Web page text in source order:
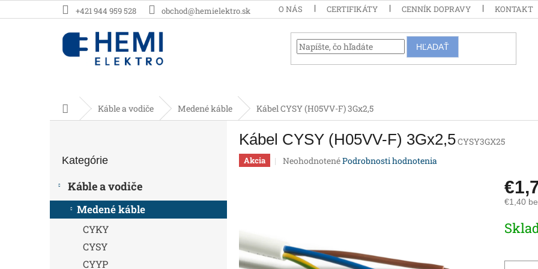
na
+421 944 959 528 obchod@hemielektro.sk O NÁS CERTIFIKÁTY CENNÍK DOPRAVY KONTAKT
HĽADAŤ
DomovKáble a vodiče Medené káble Kábel CYSY (H05VV-F) 3Gx2,5
n
kategórie
Kategórie
Káble a vodiče
Medené káble
CYKY
CYSY
CYYP
Kábel CYSY (H05VV-F) 3Gx2,5CYSY3GX25
Akcia
Priemerné
NeohodnotenéPodrobnosti hodnotenia
€1,40
cena: